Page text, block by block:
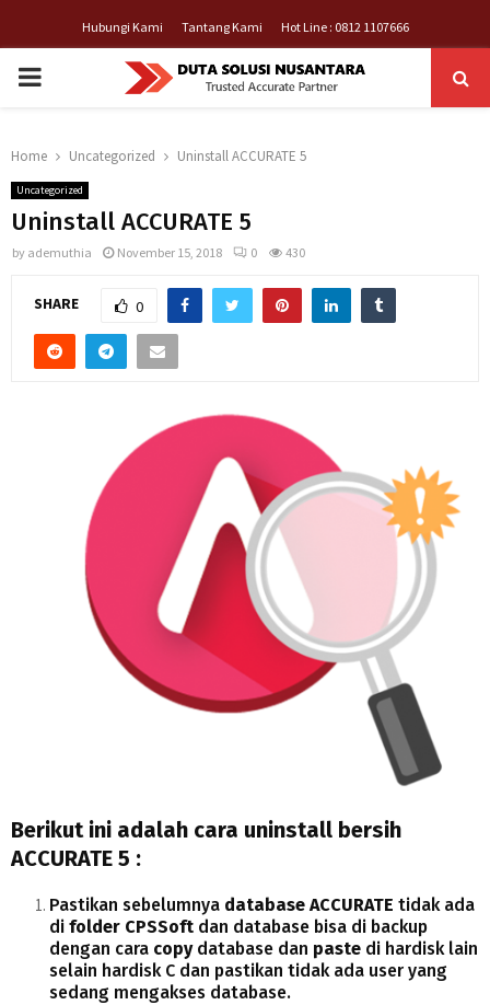
Hubungi Kami Tantang Kami Hot Line : 0812 1107666
PRIMARY
Home Uncategorized Uninstall ACCURATE 5
Uncategorized
Uninstall ACCURATE 5
by ademuthia November 15, 2018 0 430
SHARE 0
Berikut ini adalah cara uninstall bersih
ACCURATE 5 :
Pastikan sebelumnya database ACCURATE tidak ada
di folder CPSSoft dan database bisa di backup
dengan cara copydatabase dan paste di hardisk lain
selain hardisk C dan pastikan tidak ada user yang
sedang mengakses database.